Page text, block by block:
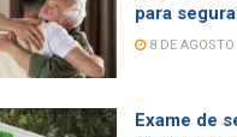
para
8 DE AGOSTO
Exame de